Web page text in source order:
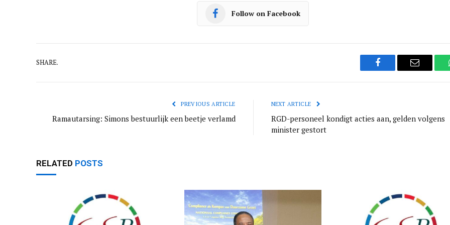
Follow on Facebook
SHARE.
Facebook Email
PREVIOUS ARTICLE
Ramautarsing: Simons bestuurlijk een beetje verlamd
NEXT ARTICLE
RGD-personeel kondigt acties aan, gelden volgens
minister gestort
RELATED POSTS